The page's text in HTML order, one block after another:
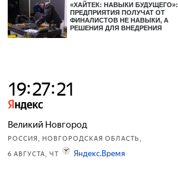
«ХАЙТЕК: НАВЫКИ БУДУЩЕГО»:
ПРЕДПРИЯТИЯ ПОЛУЧАТ ОТ
ФИНАЛИСТОВ НЕ НАВЫКИ, А
РЕШЕНИЯ ДЛЯ ВНЕДРЕНИЯ